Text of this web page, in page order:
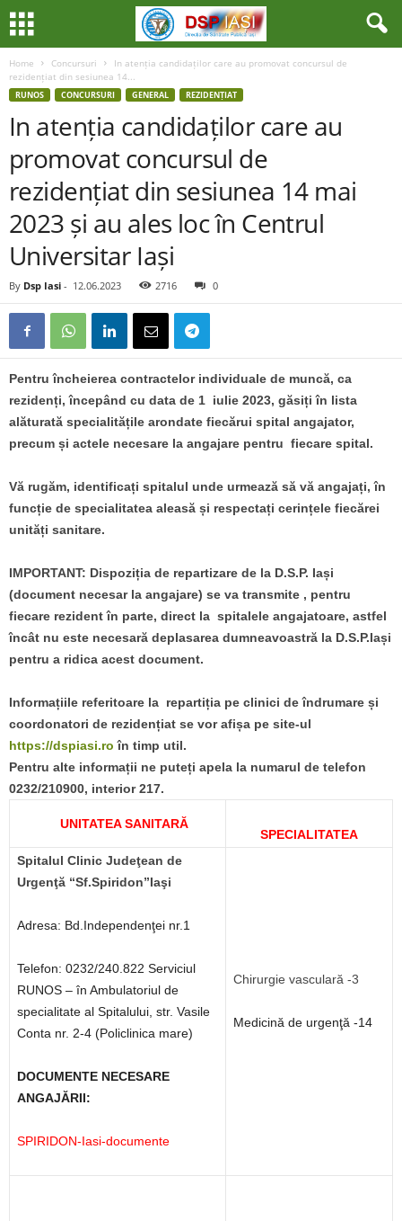
Home Concursuri
In atenția candidaților care au promovat concursul de
rezidențiat din sesiunea 14...
RUNOS CONCURSURI GENERAL REZIDENȚIAT
In atenția candidaților care au
promovat concursul de
rezidențiat din sesiunea 14 mai
2023 și au ales loc în Centrul
Universitar Iași
By Dsp Iasi - 12.06.2023 2716 0
Pentru încheierea contractelor individuale de muncă, ca
rezidenți, începând cu data de 1 iulie 2023, găsiți în lista
alăturată specialitățile arondate fiecărui spital angajator,
precum și actele necesare la angajare pentru fiecare spital.
Vă rugăm, identificați spitalul unde urmează să vă angajați, în
funcție de specialitatea aleasă și respectați cerințele fiecărei
unități sanitare.
IMPORTANT: Dispoziția de repartizare de la D.S.P. Iași
(document necesar la angajare) se va transmite , pentru
fiecare rezident în parte, direct la spitalele angajatoare, astfel
încât nu este necesară deplasarea dumneavoastră la D.S.P.Iași
pentru a ridica acest document.
Informațiile referitoare la repartiția pe clinici de îndrumare și
coordonatori de rezidențiat se vor afișa pe site-ul
https://dspiasi.ro în timp util.
Pentru alte informații ne puteți apela la numarul de telefon
0232/210900, interior 217.
UNITATEA SANITARĂ
SPECIALITATEA
Spitalul Clinic Judeţean de
Urgenţă “Sf.Spiridon”Iaşi
Adresa: Bd.Independenţei nr.1
Telefon: 0232/240.822 Serviciul
RUNOS – în Ambulatoriul de
specialitate al Spitalului, str. Vasile
Conta nr. 2-4 (Policlinica mare)
DOCUMENTE NECESARE
ANGAJĂRII:
SPIRIDON-Iasi-documente
Chirurgie vasculară -3
Medicină de urgenţă -14